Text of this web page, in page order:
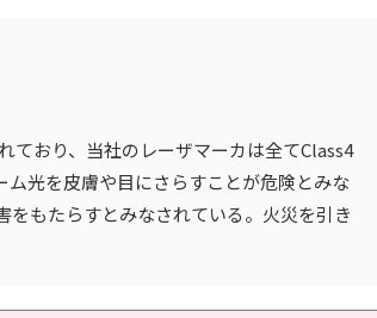
ており、当社のレーザマーカは全てClass4
光を皮膚や目にさらすことが危険とみな
をもたらすとみなされている。火災を引き